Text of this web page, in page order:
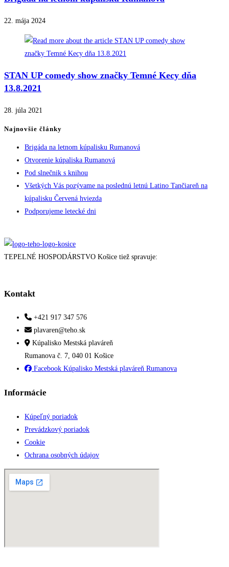
22. mája 2024
STAN UP comedy show značky Temné Kecy dňa
13.8.2021
28. júla 2021
Najnovšie články
Brigáda na letnom kúpalisku Rumanová
Otvorenie kúpaliska Rumanová
Pod slnečnik s knihou
Všetkých Vás pozývame na poslednú letnú Latino Tančiareň na
kúpalisku Červená hviezda
Podporujeme letecké dni
TEPELNÉ HOSPODÁRSTVO Košice tiež spravuje:
Kontakt
+421 917 347 576
plavaren@teho.sk
Kúpalisko Mestská plaváreň
Rumanova č. 7, 040 01 Košice
Facebook Kúpalisko Mestská plaváreň Rumanova
Informácie
Kúpeľný poriadok
Prevádzkový poriadok
Cookie
Ochrana osobných údajov